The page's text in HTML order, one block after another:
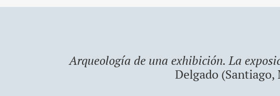
Arqueología de una exhibición. La
Delgado